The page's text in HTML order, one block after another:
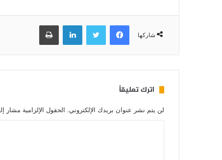
شاركها
فيسبوك تويتر لينكدإن طباعة
اترك تعليقاً
لن يتم نشر عنوان بريدك الإلكتروني. الحقول الإلزامية مشار